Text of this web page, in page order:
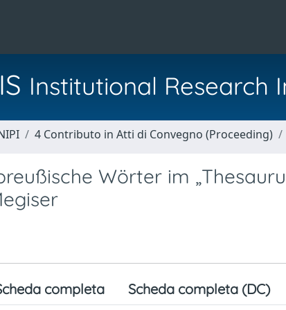
Institutional Research
4 Contributo in Atti di Convegno (Proceeding)
Wörter im
completa Scheda completa (DC)